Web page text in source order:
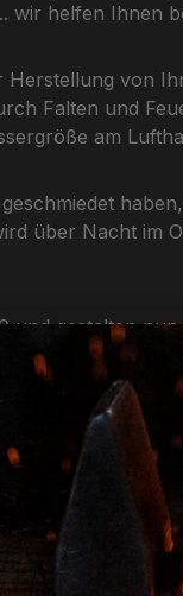
wir helfen Ihnen
von
Falten und
am
über Nacht im
und gestalten
und nutzen
auch
bringen wir
hervorzuheben.